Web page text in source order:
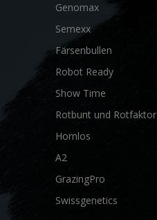
Genomax
Semexx
Färsenbullen
Robot Ready
Show Time
Rotbunt und Rotfaktor
Hornlos
A2
GrazingPro
Swissgenetics